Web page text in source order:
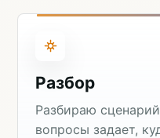
Разбор
Разбираю
вопросы задает,